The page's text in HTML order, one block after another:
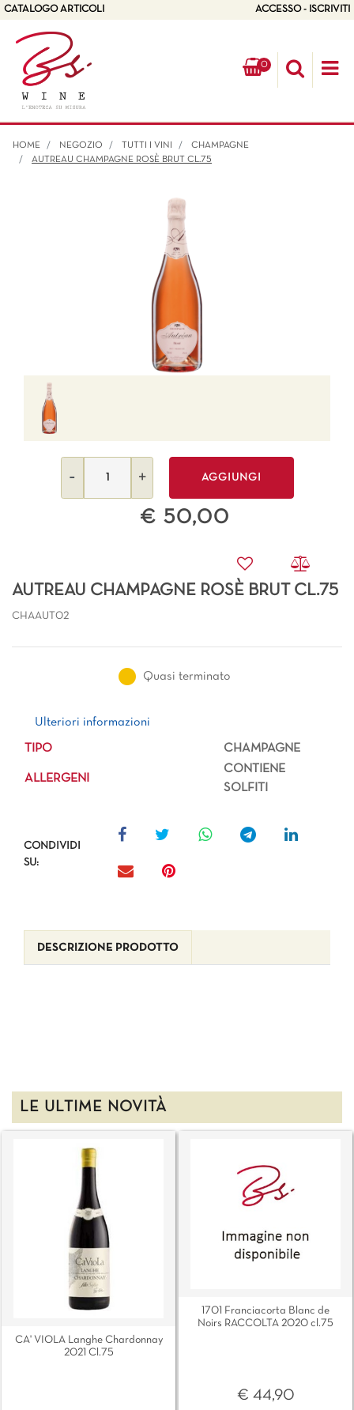
CATALOGO ARTICOLI ACCESSO - ISCRIVITI
0
HOME NEGOZIO TUTTI I VINI
CHAMPAGNE
AUTREAU CHAMPAGNE ROSÈ BRUT CL.75
AGGIUNGI
€ 50,00
AUTREAU CHAMPAGNE ROSÈ BRUT CL.75
CHAAUT02
Quasi terminato
Ulteriori informazioni
Ulteriori informazioni
TIPO CHAMPAGNE
ALLERGENI
CONTIENE
SOLFITI
CONDIVIDI
SU:
DESCRIZIONE PRODOTTO
LE ULTIME NOVITÀ
CA' VIOLA Langhe Chardonnay
2021 Cl.75
1701 Franciacorta Blanc de
Noirs RACCOLTA 2020 cl.75
€ 44,90